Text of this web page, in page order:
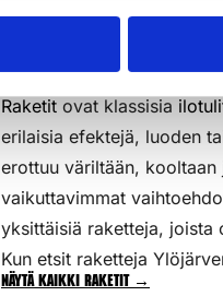
Raketit ovat klassisia
erilaisia efektejä, luoden
erottuu väriltään,
vaikuttavimmat
yksittäisiä raketteja, joista
Kun etsit raketteja
Näytä kaikki raketit →